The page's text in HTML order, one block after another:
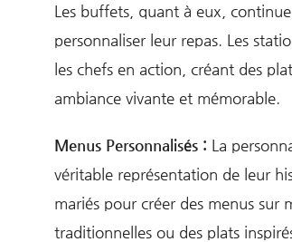
Les buffets, quant à eux,
personnaliser leur repas. Les
les chefs en action, créant des
ambiance vivante et mémorable.
Menus Personnalisés : La
véritable représentation de leur
mariés pour créer des menus sur
traditionnelles ou des plats